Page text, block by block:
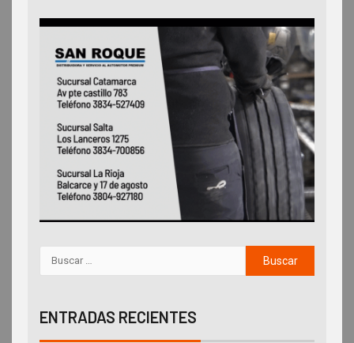
ENTRADAS RECIENTES